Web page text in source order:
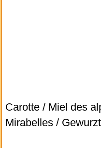
Carotte / Miel des
Mirabelles /